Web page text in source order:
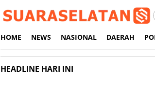
HOME NEWS NASIONAL DAERAH
HEADLINE HARI INI